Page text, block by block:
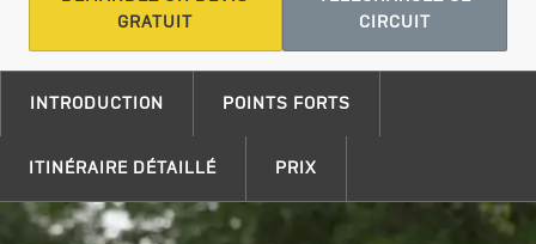
GRATUIT
CIRCUIT
INTRODUCTION POINTS FORTS
ITINÉRAIRE DÉTAILLÉ PRIX